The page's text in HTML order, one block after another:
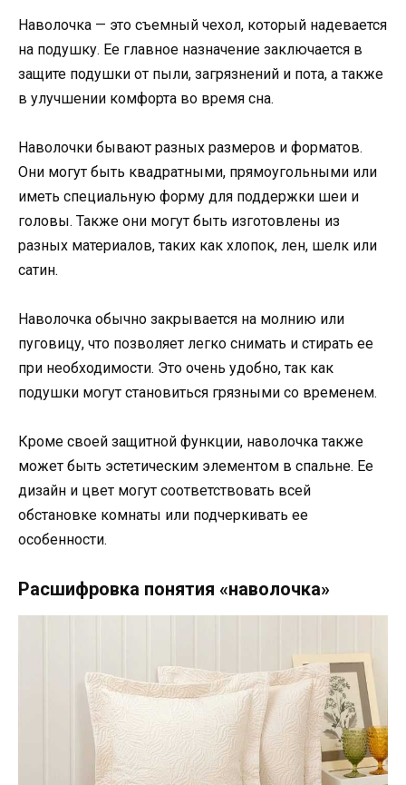
Наволочка — это съемный чехол, который надевается
на подушку. Ее главное назначение заключается в
защите подушки от пыли, загрязнений и пота, а также
в улучшении комфорта во время сна.
Наволочки бывают разных размеров и форматов.
Они могут быть квадратными, прямоугольными или
иметь специальную форму для поддержки шеи и
головы. Также они могут быть изготовлены из
разных материалов, таких как хлопок, лен, шелк или
сатин.
Наволочка обычно закрывается на молнию или
пуговицу, что позволяет легко снимать и стирать ее
при необходимости. Это очень удобно, так как
подушки могут становиться грязными со временем.
Кроме своей защитной функции, наволочка также
может быть эстетическим элементом в спальне. Ее
дизайн и цвет могут соответствовать всей
обстановке комнаты или подчеркивать ее
особенности.
Расшифровка понятия «наволочка»